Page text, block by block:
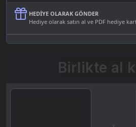
HEDIYE OLARAK GÖNDER
Hediye olarak satın al ve PDF hediye
Birlikte al